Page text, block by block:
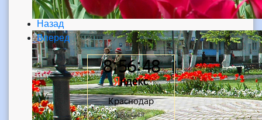
Назад
Вперед